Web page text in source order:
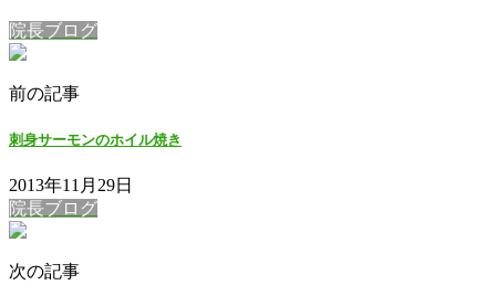
院長ブログ
前の記事
刺身サーモンのホイル焼き
2013年11月29日
院長ブログ
次の記事